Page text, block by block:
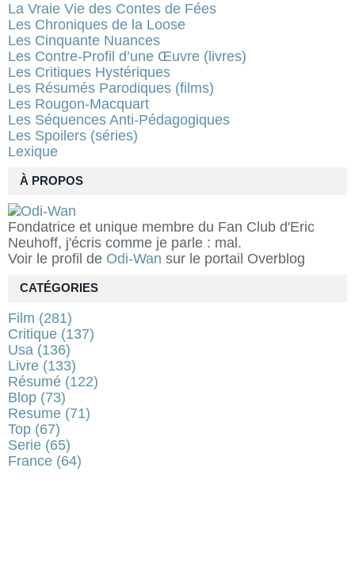
À PROPOS
Fondatrice et unique membre du Fan Club d'Eric
Neuhoff, j'écris comme je parle : mal.
Voir le profil de Odi-Wan sur le portail Overblog
La Vraie Vie des Contes de Fées
Les Chroniques de la Loose
Les Cinquante Nuances
Les Contre-Profil d’une Œuvre (livres)
Les Critiques Hystériques
Les Résumés Parodiques (films)
Les Rougon-Macquart
Les Séquences Anti-Pédagogiques
Les Spoilers (séries)
Lexique
CATÉGORIES
Film (281)
Critique (137)
Usa (136)
Livre (133)
Résumé (122)
Blop (73)
Resume (71)
Top (67)
Serie (65)
France (64)